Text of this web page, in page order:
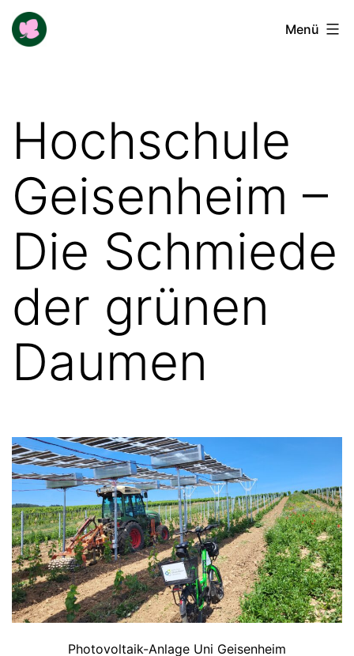
Zum
Inhalt
Buga-
Menü
Hochschule
Geisenheim –
Die Schmiede
der grünen
Daumen
Photovoltaik-Anlage Uni Geisenheim